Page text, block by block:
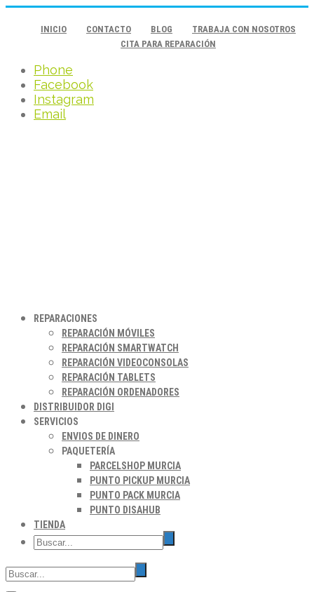
INICIO CONTACTO BLOG
TRABAJA CON NOSOTROS
CITA PARA REPARACIÓN
Phone
Facebook
Instagram
Email
REPARACIONES
REPARACIÓN MÓVILES
REPARACIÓN SMARTWATCH
REPARACIÓN VIDEOCONSOLAS
REPARACIÓN TABLETS
REPARACIÓN ORDENADORES
DISTRIBUIDOR DIGI
SERVICIOS
ENVIOS DE DINERO
PAQUETERÍA
PARCELSHOP MURCIA
PUNTO PICKUP MURCIA
PUNTO PACK MURCIA
PUNTO DISAHUB
TIENDA